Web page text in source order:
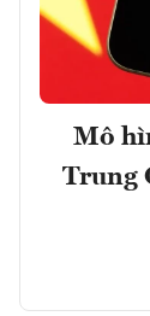
Mô
Trung